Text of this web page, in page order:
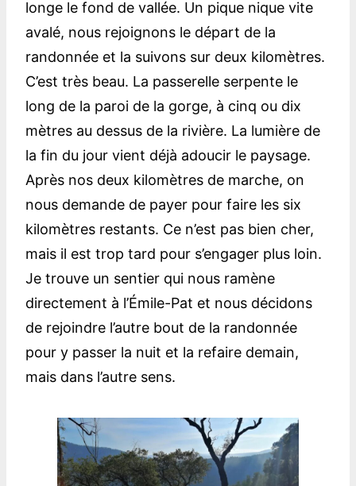
longe le fond de vallée. Un pique nique vite
avalé, nous rejoignons le départ de la
randonnée et la suivons sur deux kilomètres.
C’est très beau. La passerelle serpente le
long de la paroi de la gorge, à cinq ou dix
mètres au dessus de la rivière. La lumière de
la fin du jour vient déjà adoucir le paysage.
Après nos deux kilomètres de marche, on
nous demande de payer pour faire les six
kilomètres restants. Ce n’est pas bien cher,
mais il est trop tard pour s’engager plus loin.
Je trouve un sentier qui nous ramène
directement à l’Émile-Pat et nous décidons
de rejoindre l’autre bout de la randonnée
pour y passer la nuit et la refaire demain,
mais dans l’autre sens.